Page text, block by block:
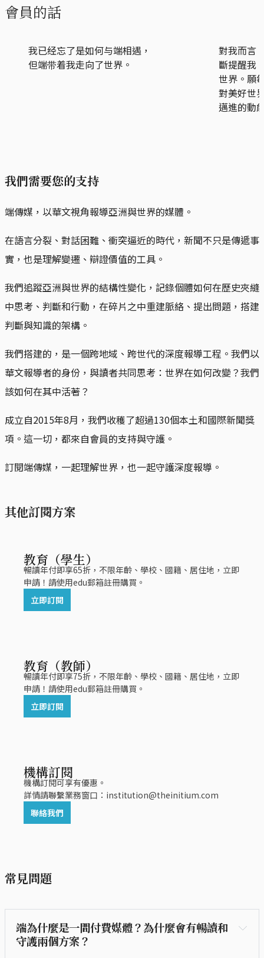
會員的話
我已经忘了是如何与端相遇，
但端带着我走向了世界。
對我而言
斷提醒我
世界。願
對美好世
邁進的動
我們需要您的支持
端傳媒，以華文視角報導亞洲與世界的媒體。
在語言分裂、對話困難、衝突逼近的時代，新聞不只是傳遞事
實，也是理解變遷、辯證價值的工具。
我們追蹤亞洲與世界的結構性變化，記錄個體如何在歷史夾縫
中思考、判斷和行動，在碎片之中重建脈絡、提出問題，搭建
判斷與知識的架構。
我們搭建的，是一個跨地域、跨世代的深度報導工程。我們以
華文報導者的身份，與讀者共同思考：世界在如何改變？我們
該如何在其中活著？
成立自2015年8月，我們收穫了超過130個本土和國際新聞獎
項。這一切，都來自會員的支持與守護。
訂閱端傳媒，一起理解世界，也一起守護深度報導。
其他訂閱方案
教育（學生）
暢讀年付即享65折，不限年齡、學校、國籍、居住地，立即
申請！請使用edu郵箱註冊購買。
立即訂閱
教育（教師）
暢讀年付即享75折，不限年齡、學校、國籍、居住地，立即
申請！請使用edu郵箱註冊購買。
立即訂閱
機構訂閱
機構訂閱可享有優惠。
詳情請聯繫業務窗口：institution@theinitium.com
聯絡我們
常見問題
端為什麼是一間付費媒體？為什麼會有暢讀和
守護兩個方案？